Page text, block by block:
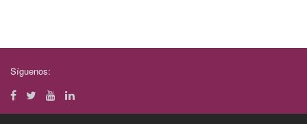
Síguenos: